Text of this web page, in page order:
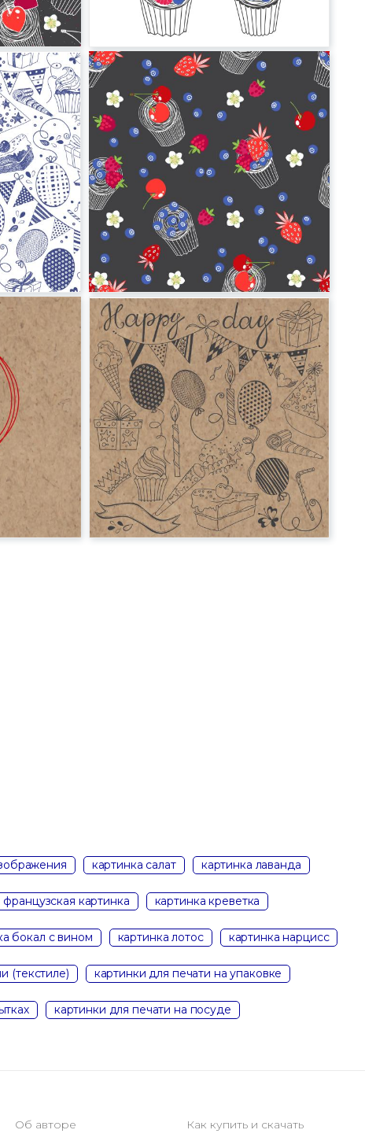
картинка салат картинка лаванда
французская картинка картинка креветка
бокал с вином картинка лотос картинка нарцисс
(текстиле) картинки для печати на упаковке
картинки для печати на посуде
Об авторе Как купить и скачать